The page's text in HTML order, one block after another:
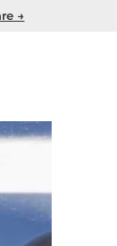
→